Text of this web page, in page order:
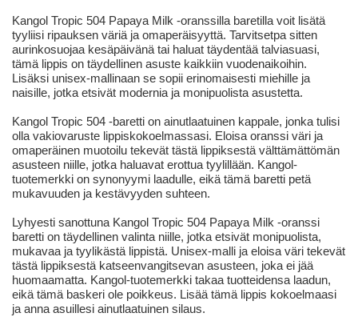
Kangol Tropic 504 Papaya Milk -oranssilla baretilla voit lisätä
tyyliisi ripauksen väriä ja omaperäisyyttä. Tarvitsetpa sitten
aurinkosuojaa kesäpäivänä tai haluat täydentää talviasuasi,
tämä lippis on täydellinen asuste kaikkiin vuodenaikoihin.
Lisäksi unisex-mallinaan se sopii erinomaisesti miehille ja
naisille, jotka etsivät modernia ja monipuolista asustetta.
Kangol Tropic 504 -baretti on ainutlaatuinen kappale, jonka tulisi
olla vakiovaruste lippiskokoelmassasi. Eloisa oranssi väri ja
omaperäinen muotoilu tekevät tästä lippiksestä välttämättömän
asusteen niille, jotka haluavat erottua tyylillään. Kangol-
tuotemerkki on synonyymi laadulle, eikä tämä baretti petä
mukavuuden ja kestävyyden suhteen.
Lyhyesti sanottuna Kangol Tropic 504 Papaya Milk -oranssi
baretti on täydellinen valinta niille, jotka etsivät monipuolista,
mukavaa ja tyylikästä lippistä. Unisex-malli ja eloisa väri tekevät
tästä lippiksestä katseenvangitsevan asusteen, joka ei jää
huomaamatta. Kangol-tuotemerkki takaa tuotteidensa laadun,
eikä tämä baskeri ole poikkeus. Lisää tämä lippis kokoelmaasi
ja anna asuillesi ainutlaatuinen silaus.